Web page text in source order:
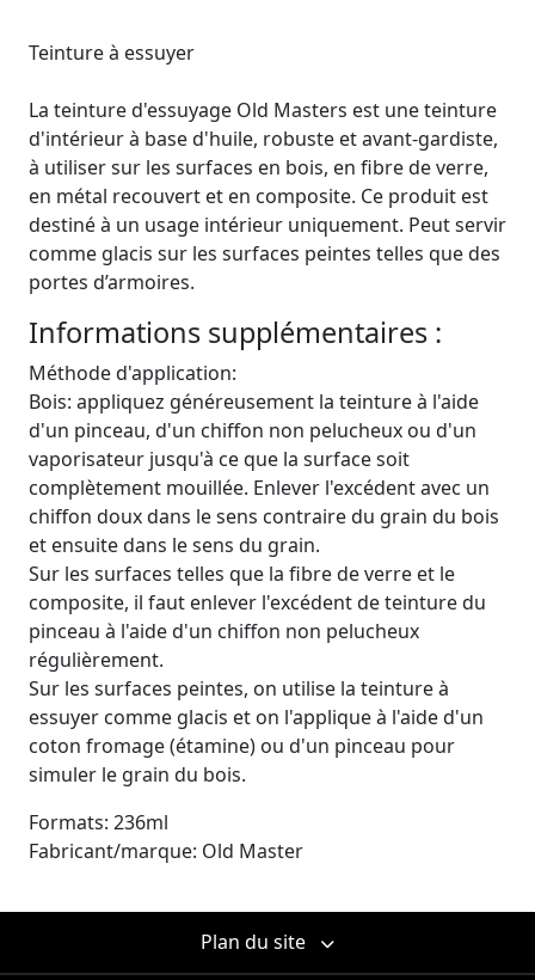
Teinture à essuyer
La teinture d'essuyage Old Masters est une teinture
d'intérieur à base d'huile, robuste et avant-gardiste,
à utiliser sur les surfaces en bois, en fibre de verre,
en métal recouvert et en composite. Ce produit est
destiné à un usage intérieur uniquement. Peut servir
comme glacis sur les surfaces peintes telles que des
portes d’armoires.
Informations supplémentaires :
Méthode d'application:
Bois: appliquez généreusement la teinture à l'aide
d'un pinceau, d'un chiffon non pelucheux ou d'un
vaporisateur jusqu'à ce que la surface soit
complètement mouillée. Enlever l'excédent avec un
chiffon doux dans le sens contraire du grain du bois
et ensuite dans le sens du grain.
Sur les surfaces telles que la fibre de verre et le
composite, il faut enlever l'excédent de teinture du
pinceau à l'aide d'un chiffon non pelucheux
régulièrement.
Sur les surfaces peintes, on utilise la teinture à
essuyer comme glacis et on l'applique à l'aide d'un
coton fromage (étamine) ou d'un pinceau pour
simuler le grain du bois.
Formats: 236ml
Fabricant/marque: Old Master
Plan du site